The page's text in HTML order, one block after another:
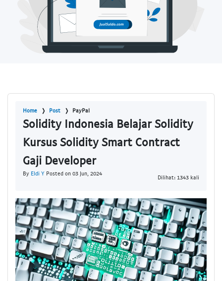
Home Post PayPal
Solidity Indonesia Belajar Solidity
Kursus Solidity Smart Contract
Gaji Developer
By Eldi Y Posted on 03 Jun, 2024
Dilihat: 1343 kali